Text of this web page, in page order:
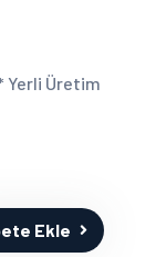
Yerli Üretim
Ekle